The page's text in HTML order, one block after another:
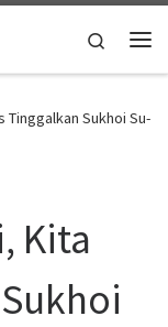
Search
Tinggalkan Sukhoi Su-
Kita